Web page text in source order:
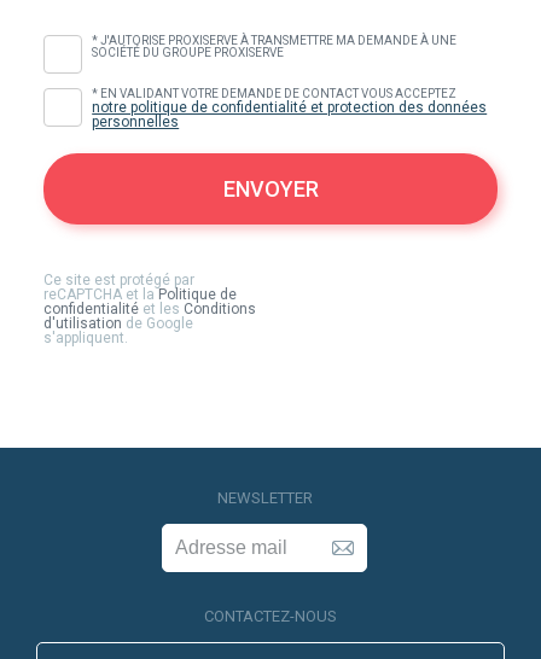
* J'AUTORISE PROXISERVE À TRANSMETTRE MA DEMANDE À UNE
SOCIÉTÉ DU GROUPE PROXISERVE
* EN VALIDANT VOTRE DEMANDE DE CONTACT VOUS ACCEPTEZ
notre politique de confidentialité et protection des données
personnelles
ENVOYER
Ce site est protégé par
reCAPTCHA et la Politique de
confidentialité et les Conditions
d'utilisation de Google
s'appliquent.
NEWSLETTER
CONTACTEZ-NOUS